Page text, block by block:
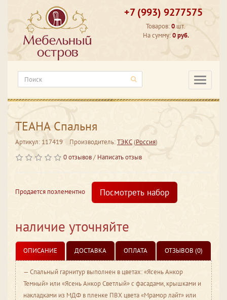
+7 (993) 9277575
Товаров:0 шт.
На сумму:0 руб.
ТЕАНА Спальня
Артикул: 117419 Производитель:ТЭКС(Россия)
0 отзывов/ Написать отзыв
Продается поэлементно Посмотреть набор
наличие уточняйте
ОПИСАНИЕ ДОСТАВКА ОПЛАТА ОТЗЫВОВ (0)
— Спальный гарнитур выполнен в цветах: «Ясень Анкор
Темный» или «Ясень Анкор Светлый» с фасадами, крышками и
накладками из МДФ в пленке ПВХ цвета «Мрамор лайт» или